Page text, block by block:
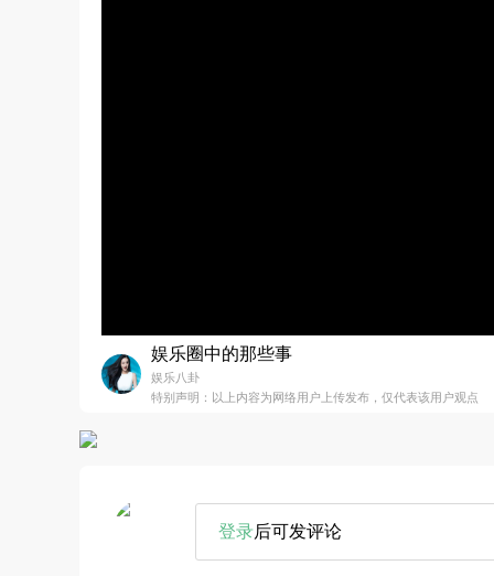
娱乐圈中的那些事
娱乐八卦
特别声明：以上内容为网络用户上传发布，仅代表该用户观点
登录后可发评论